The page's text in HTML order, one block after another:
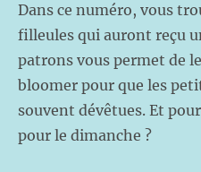
Dans ce numéro, vous
filleules qui auront reçu
patrons vous permet de
bloomer pour que les
souvent dévêtues. Et
pour le dimanche ?